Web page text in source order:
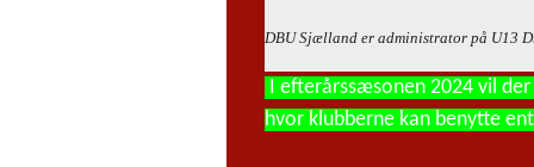
DBU Sjælland er administrator på U13
I efterårssæsonen 2024 vil der
hvor klubberne kan benytte